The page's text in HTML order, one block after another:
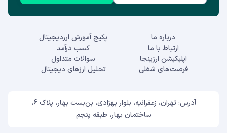
درباره ما
ارتباط با ما
اپلیکیشن ارزینجا
فرصت‌های شغلی
پکیج آموزش ارزدیجیتال
کسب درآمد
سوالات متداول
تحلیل ارزهای دیجیتال
آدرس: تهران، زعفرانیه، بلوار بهزادی، بن‌بست بهار، پلاک 6،
ساختمان بهار، طبقه پنجم